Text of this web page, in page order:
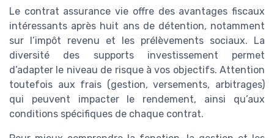
Le contrat assurance vie offre des avantages fiscaux
intéressants après huit ans de détention, notamment
sur l’impôt revenu et les prélèvements sociaux. La
diversité des supports investissement permet
d’adapter le niveau de risque à vos objectifs. Attention
toutefois aux frais (gestion, versements, arbitrages)
qui peuvent impacter le rendement, ainsi qu’aux
conditions spécifiques de chaque contrat.